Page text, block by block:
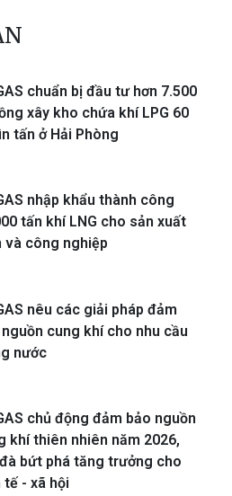
chuẩn bị đầu tư hơn 7.500
xây kho chứa khí LPG 60
tấn ở Hải Phòng
nhập khẩu thành công
tấn khí LNG cho sản xuất
và công nghiệp
nêu các giải pháp đảm
cung khí cho nhu cầu
nước
chủ động đảm bảo nguồn
khí thiên nhiên năm 2026,
bứt phá tăng trưởng cho
tế - xã hội